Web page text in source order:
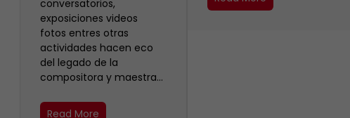
conversatorios,
exposiciones videos
fotos entres otras
actividades hacen eco
del legado de la
compositora y maestra…
Read More